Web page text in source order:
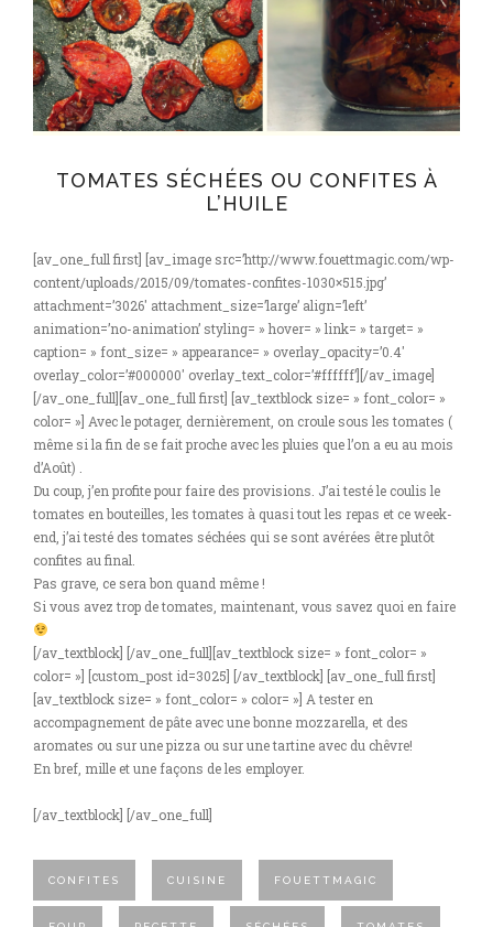
TOMATES SÉCHÉES OU CONFITES À
L’HUILE
[av_one_full first] [av_image src=’http://www.fouettmagic.com/wp-
content/uploads/2015/09/tomates-confites-1030×515.jpg’
attachment=’3026′ attachment_size=’large’ align=’left’
animation=’no-animation’ styling= » hover= » link= » target= »
caption= » font_size= » appearance= » overlay_opacity=’0.4′
overlay_color=’#000000′ overlay_text_color=’#ffffff’][/av_image]
[/av_one_full][av_one_full first] [av_textblock size= » font_color= »
color= »] Avec le potager, dernièrement, on croule sous les tomates (
même si la fin de se fait proche avec les pluies que l’on a eu au mois
d’Août) .
Du coup, j’en profite pour faire des provisions. J’ai testé le coulis le
tomates en bouteilles, les tomates à quasi tout les repas et ce week-
end, j’ai testé des tomates séchées qui se sont avérées être plutôt
confites au final.
Pas grave, ce sera bon quand même !
Si vous avez trop de tomates, maintenant, vous savez quoi en faire
[/av_textblock] [/av_one_full][av_textblock size= » font_color= »
color= »] [custom_post id=3025] [/av_textblock] [av_one_full first]
[av_textblock size= » font_color= » color= »] A tester en
accompagnement de pâte avec une bonne mozzarella, et des
aromates ou sur une pizza ou sur une tartine avec du chêvre!
En bref, mille et une façons de les employer.
[/av_textblock] [/av_one_full]
CONFITES CUISINE FOUETTMAGIC